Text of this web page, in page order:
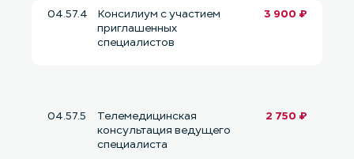
04.57.4
Консилиум с участием
приглашенных
специалистов
3 900 ₽
04.57.5
Телемедицинская
консультация ведущего
специалиста
2 750 ₽